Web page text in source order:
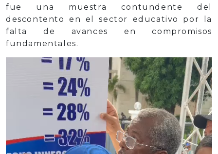
fue una muestra contundente del
descontento en el sector educativo por la
falta de avances en compromisos
fundamentales.